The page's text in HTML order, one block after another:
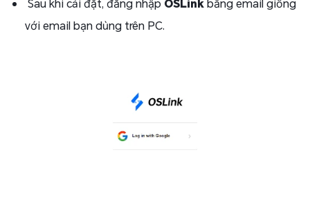
Sau khi cài đặt, đăng nhập OSLinkbằng email giống
với email bạn dùng trên PC.